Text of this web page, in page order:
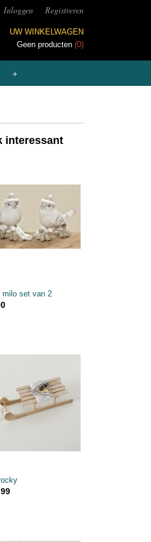
Inloggen Registreren
UW WINKELWAGEN
Geen producten (0)
+
interessant
milo set van 2